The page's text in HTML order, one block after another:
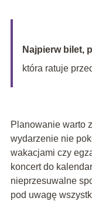
Najpierw bilet,
która ratuje
Planowanie warto
wydarzenie nie
wakacjami czy
koncert do
nieprzesuwalne
pod uwagę